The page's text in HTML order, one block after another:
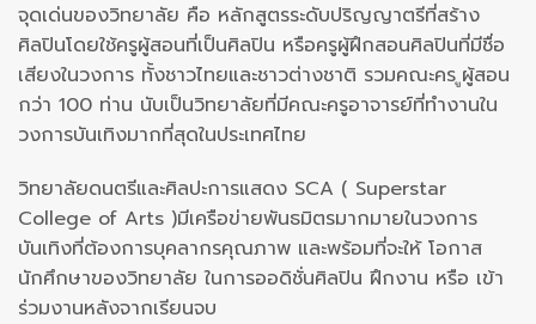
จุดเด่นของวิทยาลัย คือ หลักสูตรระดับปริญญาตรีที่สร้าง
ศิลปินโดยใช้ครูผู้สอนที่เป็นศิลปิน หรือครูผู้ฝึกสอนศิลปินที่มีชื่อ
เสียงในวงการ ทั้งชาวไทยและชาวต่างชาติ รวมคณะคร ูผู้สอน
กว่า 100 ท่าน นับเป็นวิทยาลัยที่มีคณะครูอาจารย์ที่ทำงานใน
วงการบันเทิงมากที่สุดในประเทศไทย
วิทยาลัยดนตรีและศิลปะการแสดง SCA ( Superstar
College of Arts )มีเครือข่ายพันธมิตรมากมายในวงการ
บันเทิงที่ต้องการบุคลากรคุณภาพ และพร้อมที่จะให้ โอกาส
นักศึกษาของวิทยาลัย ในการออดิชั่นศิลปิน ฝึกงาน หรือ เข้า
ร่วมงานหลังจากเรียนจบ